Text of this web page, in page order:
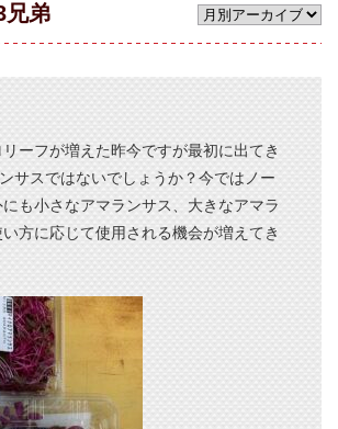
取扱い品目
会社案内
お問い合わせ
お知らせ
兄弟
ーフが増えた昨今ですが最初に出てき
サスではないでしょうか？今ではノー
も小さなアマランサス、大きなアマラ
方に応じて使用される機会が増えてき